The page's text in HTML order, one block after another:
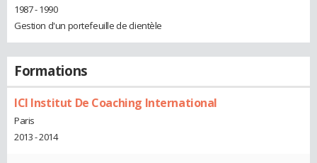
1987 - 1990
Gestion d'un portefeuille de clientèle
Formations
ICI Institut De Coaching International
Paris
2013 - 2014